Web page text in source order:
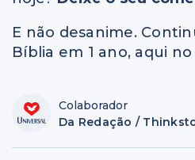
E não desanime.
Bíblia em 1 ano, aqui
Colaborador
Da Redação /